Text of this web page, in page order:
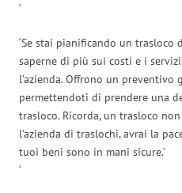
‘
‘Se stai pianificando un trasloco
saperne di più sui costi e i
l’azienda. Offrono un preventivo
permettendoti di prendere una
trasloco. Ricorda, un trasloco
l’azienda di traslochi, avrai la
tuoi beni sono in mani sicure.’
‘